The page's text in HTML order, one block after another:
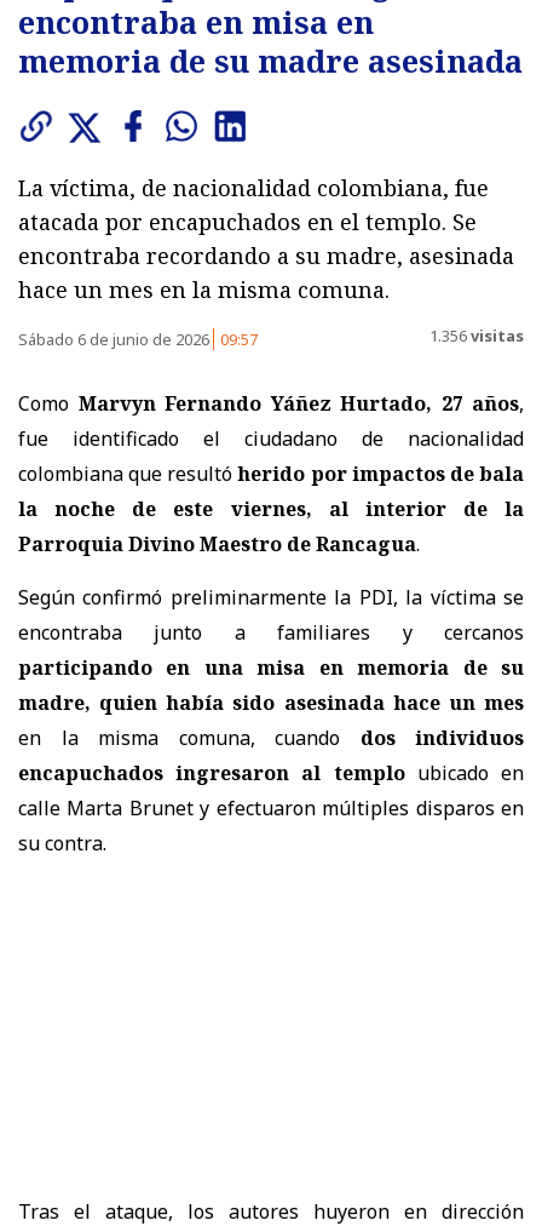
encontraba en misa en
memoria de su madre asesinada
La víctima, de nacionalidad colombiana, fue
atacada por encapuchados en el templo. Se
encontraba recordando a su madre, asesinada
hace un mes en la misma comuna.
Sábado 6 de junio de 2026 09:57 1.356visitas
Como Marvyn Fernando Yáñez Hurtado, 27 años,
fue identificado el ciudadano de nacionalidad
colombiana que resultóherido por impactos de bala
la noche de este viernes, al interior de la
Parroquia Divino Maestro de Rancagua.
Según confirmó preliminarmente la PDI, la víctima se
encontraba junto a familiares y cercanos
participando en una misa en memoria de su
madre, quien había sido asesinada hace un mes
en la misma comuna, cuando dos individuos
encapuchados ingresaron al temploubicado en
calle Marta Brunet y efectuaron múltiples disparos en
su contra.
Tras el ataque, los autores huyeron en dirección